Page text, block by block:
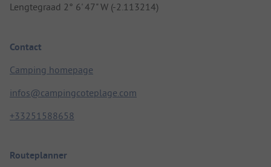
Lengtegraad 2° 6' 47" W (-2.113214)
Contact
Camping homepage
infos@campingcoteplage.com
+33251588658
Routeplanner